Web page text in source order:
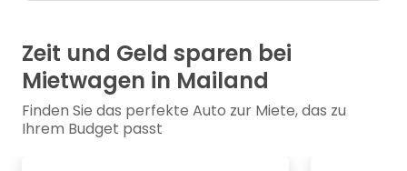
Zeit und Geld sparen bei
Mietwagen in Mailand
Finden Sie das perfekte Auto zur Miete, das zu
Ihrem Budget passt